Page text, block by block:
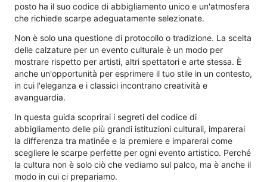
posto ha il suo codice di abbigliamento unico e un'atmosfera
che richiede scarpe adeguatamente selezionate.
Non è solo una questione di protocollo o tradizione. La scelta
delle calzature per un evento culturale è un modo per
mostrare rispetto per artisti, altri spettatori e arte stessa. È
anche un'opportunità per esprimere il tuo stile in un contesto,
in cui l'eleganza e i classici incontrano creatività e
avanguardia.
In questa guida scoprirai i segreti del codice di
abbigliamento delle più grandi istituzioni culturali, imparerai
la differenza tra matinée e la premiere e imparerai come
scegliere le scarpe perfette per ogni evento artistico. Perché
la cultura non è solo ciò che vediamo sul palco, ma è anche il
modo in cui ci prepariamo.